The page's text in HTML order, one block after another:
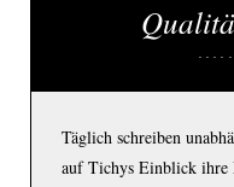
Täglich schreiben
auf Tichys Einblick ihre